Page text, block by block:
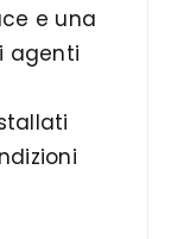
e una
agenti